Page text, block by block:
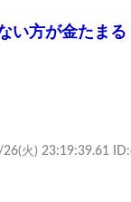
い方が金たまる
火) 23:19:39.61